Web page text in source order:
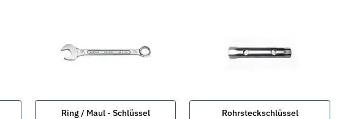
Ring / Maul - Schlüssel Rohrsteckschlüssel